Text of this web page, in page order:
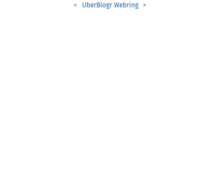
<
UberBlogr Webring >